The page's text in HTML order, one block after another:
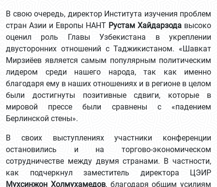
В свою очередь, директор Института изучения проблем
стран Азии и Европы НАНТ Рустам Хайдарзода высоко
оценил роль Главы Узбекистана в укреплении
двусторонних отношений с Таджикистаном. «Шавкат
Мирзиёев является самым популярным политическим
лидером среди нашего народа, так как именно
благодаря ему в наших отношениях и в регионе в целом
были достигнуты позитивные сдвиги, которые в
мировой прессе были сравнены с «падением
Берлинской стены».
В своих выступлениях участники конференции
остановились и на торгово-экономическом
сотрудничестве между двумя странами. В частности,
как подчеркнул заместитель директора ЦЭИР
Мухсинжон Холмухамедов, благодаря общим усилиям